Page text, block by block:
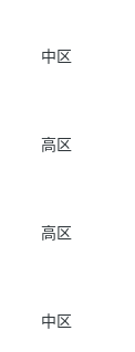
中区
高区
高区
中区